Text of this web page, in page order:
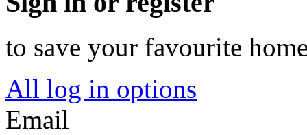
to save your favourite
All log in options
Email